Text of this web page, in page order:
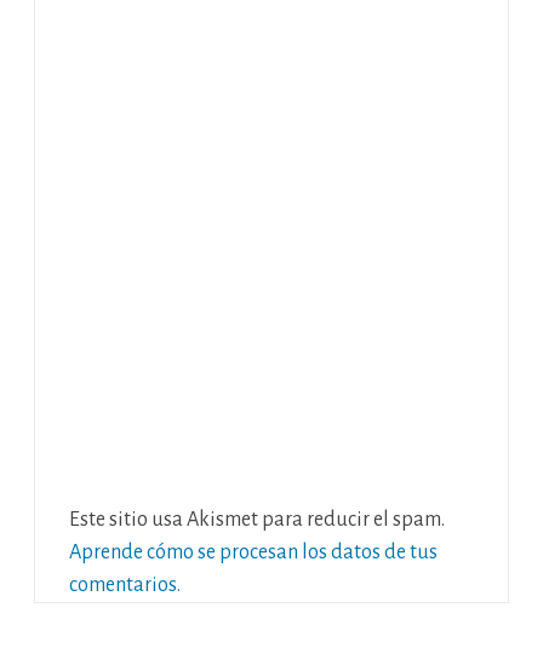
Este sitio usa Akismet para reducir el spam.
Aprende cómo se procesan los datos de tus
comentarios.